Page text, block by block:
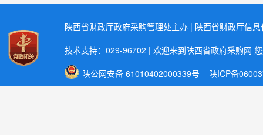
陕西省财政厅政府采购管理处主办 | 陕西省财政厅信
技术支持：029-96702 | 欢迎来到陕西省政府采购网
陕公网安备 61010402000339号 陕ICP备